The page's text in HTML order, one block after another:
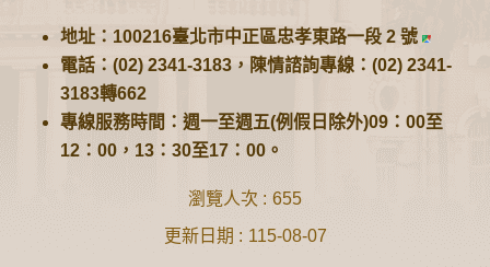
地址：100216臺北市中正區忠孝東路一段 2 號
電話：(02) 2341-3183，陳情諮詢專線：(02) 2341-
3183轉662
專線服務時間：週一至週五(例假日除外)09：00至
12：00，13：30至17：00。
瀏覽人次
655
更新日期
115-08-07